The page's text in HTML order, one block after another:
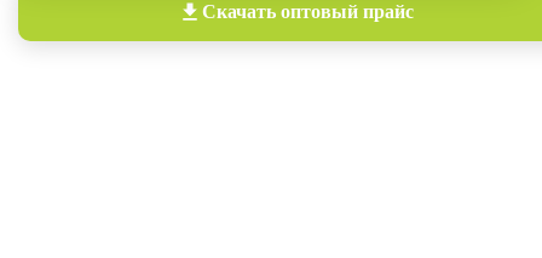
Скачать оптовый прайс